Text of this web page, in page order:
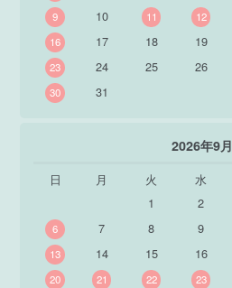
9
10 11 12
16
17 18 19
23
24 25 26
30
31
2026年9月
日 月 火 水
1
2
6
7 8 9
13
14 15 16
20
21 22 23